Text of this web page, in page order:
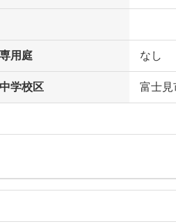
専用庭 なし
中学校区 富士見